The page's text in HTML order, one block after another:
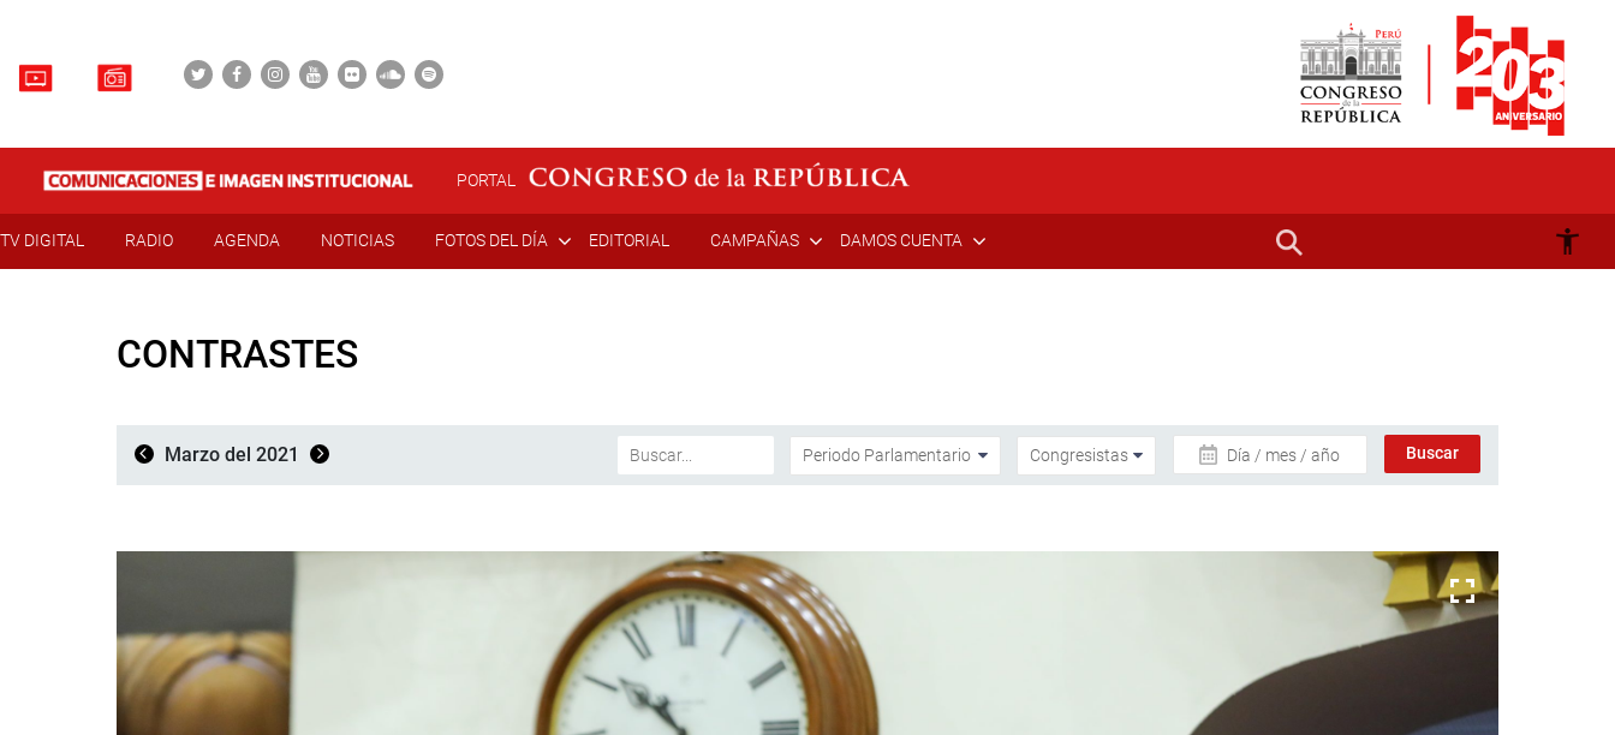
PORTAL
TV DIGITAL RADIO AGENDA NOTICIAS FOTOS DEL DÍA EDITORIAL CAMPAÑAS DAMOS CUENTA
CONTRASTES
Marzo del 2021 Día / mes / año